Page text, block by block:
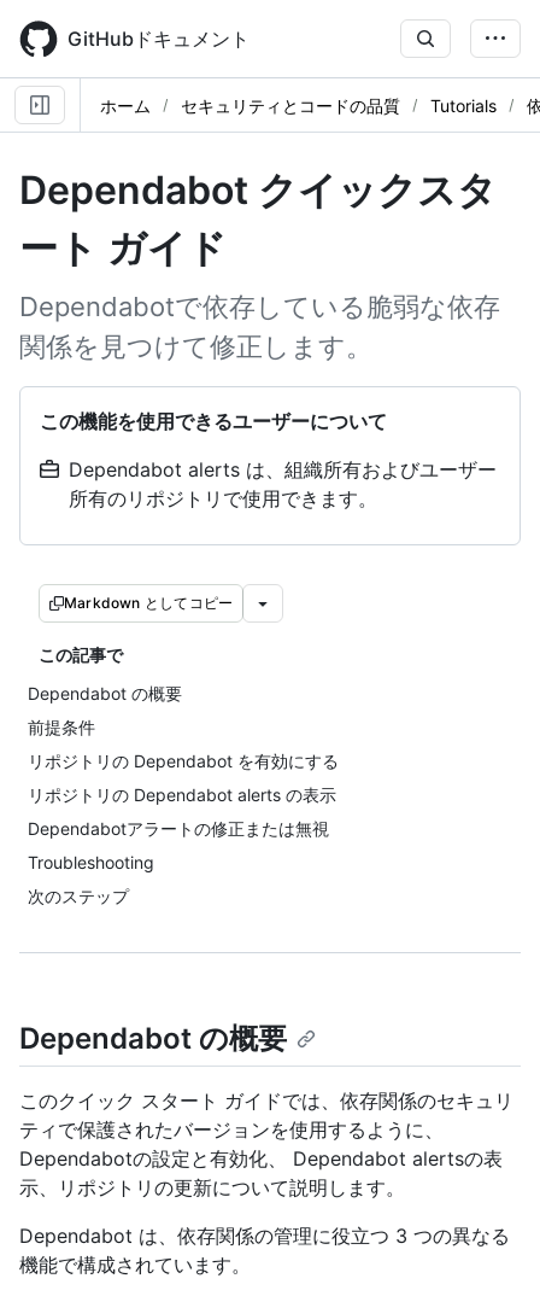
main
content
GitHubドキュメント
ホーム セキュリティとコードの品質 Tutorials
Dependabot クイックスタ
ート ガイド
Dependabotで依存している脆弱な依存
関係を見つけて修正します。
この機能を使用できるユーザーについて
Dependabot alerts は、組織所有およびユーザー
所有のリポジトリで使用できます。
Markdown としてコピー
この記事で
Dependabot の概要
前提条件
リポジトリの Dependabot を有効にする
リポジトリの Dependabot alerts の表示
Dependabotアラートの修正または無視
Troubleshooting
次のステップ
Dependabot の概要
このクイック スタート ガイドでは、依存関係のセキュリ
ティで保護されたバージョンを使用するように、
Dependabotの設定と有効化、 Dependabot alertsの表
示、リポジトリの更新について説明します。
Dependabot は、依存関係の管理に役立つ 3 つの異なる
機能で構成されています。